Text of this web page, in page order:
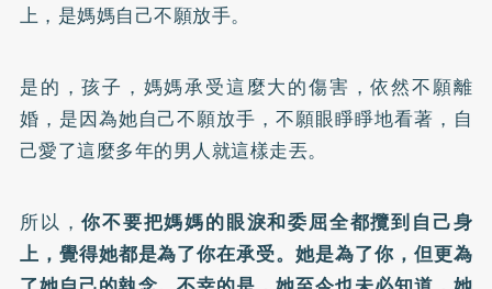
上，是媽媽自己不願放手。
是的，孩子，媽媽承受這麼大的傷害，依然不願離
婚，是因為她自己不願放手，不願眼睜睜地看著，自
己愛了這麼多年的男人就這樣走丟。
所以，你不要把媽媽的眼淚和委屈全都攬到自己身
上，覺得她都是為了你在承受。她是為了你，但更為